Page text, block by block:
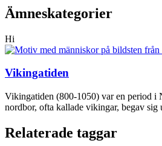
Ämneskategorier
Hi
Vikingatiden
Vikingatiden (800-1050) var en period i
nordbor, ofta kallade vikingar, begav sig
Relaterade taggar